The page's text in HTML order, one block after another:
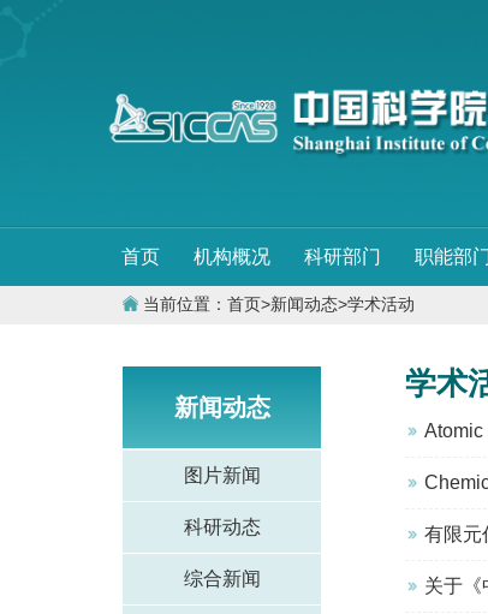
首页 机构概况 科研部门 职能部门
当前位置： 首页>新闻动态>学术活动
新闻动态
图片新闻
科研动态
综合新闻
学术
Atomic
有限元
关于《